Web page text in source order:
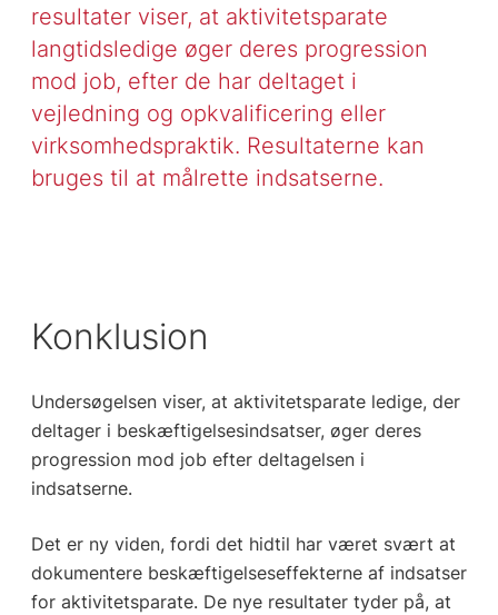
resultater viser, at aktivitetsparate
langtidsledige øger deres progression
mod job, efter de har deltaget i
vejledning og opkvalificering eller
virksomhedspraktik. Resultaterne kan
bruges til at målrette indsatserne.
Konklusion
Undersøgelsen viser, at aktivitetsparate ledige, der
deltager i beskæftigelsesindsatser, øger deres
progression mod job efter deltagelsen i
indsatserne.
Det er ny viden, fordi det hidtil har været svært at
dokumentere beskæftigelseseffekterne af indsatser
for aktivitetsparate. De nye resultater tyder på, at